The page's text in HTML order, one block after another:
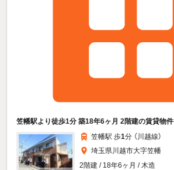
笠幡駅より徒歩1分 築18年6ヶ月 2階建の賃貸物件
笠幡駅 歩1分 （川越線）
埼玉県川越市大字笠幡
2階建 / 18年6ヶ月 / 木造